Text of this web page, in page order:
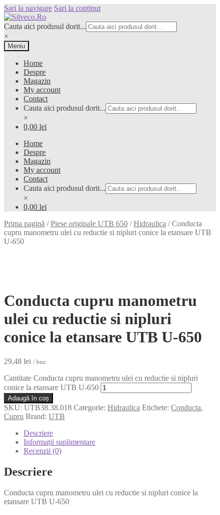
Sari la navigare Sari la conținut
Cauta aici produsul dorit...
×
Meniu
Home
Despre
Magazin
My account
Contact
Cauta aici produsul dorit...
×
0,00 lei
Home
Despre
Magazin
My account
Contact
Cauta aici produsul dorit...
×
0,00 lei
Prima pagină /Piese originale UTB 650 /Hidraulica /Conducta
cupru manometru ulei cu reductie si nipluri conice la etansare UTB
U-650
Conducta cupru manometru
ulei cu reductie si nipluri
conice la etansare UTB U-650
29,48 lei / buc
Cantitate Conducta cupru manometru ulei cu reductie si nipluri
conice la etansare UTB U-650
Adaugă în coș
SKU: UTB38.38.018 Categorie: Hidraulica Etichete: Conducta,
Cupru Brand: UTB
Descriere
Informații suplimentare
Recenzii (0)
Descriere
Conducta cupru manometru ulei cu reductie si nipluri conice la
etansare UTB U-650